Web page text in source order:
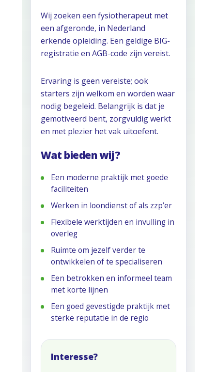
Wij zoeken een fysiotherapeut met
een afgeronde, in Nederland
erkende opleiding. Een geldige BIG-
registratie en AGB-code zijn vereist.
Ervaring is geen vereiste; ook
starters zijn welkom en worden waar
nodig begeleid. Belangrijk is dat je
gemotiveerd bent, zorgvuldig werkt
en met plezier het vak uitoefent.
Wat bieden wij?
Een moderne praktijk met goede
faciliteiten
Werken in loondienst of als zzp’er
Flexibele werktijden en invulling in
overleg
Ruimte om jezelf verder te
ontwikkelen of te specialiseren
Een betrokken en informeel team
met korte lijnen
Een goed gevestigde praktijk met
sterke reputatie in de regio
Interesse?